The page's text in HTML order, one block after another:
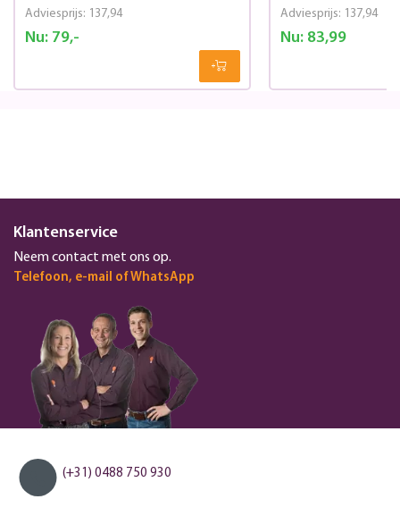
Nu:79,-
Adviesprijs: 137,94
Nu:83,99
Adviesprijs: 137,94
Klantenservice
Neem contact met ons op.
Telefoon, e-mail of WhatsApp
(+31) 0488 750 930